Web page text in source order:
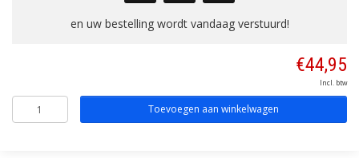
en uw bestelling wordt vandaag verstuurd!
€44,95
Incl. btw
Toevoegen aan winkelwagen